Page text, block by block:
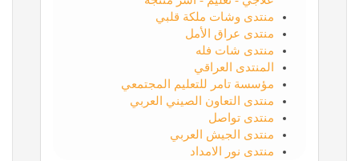
منتدى وشات ملكة قلبي
منتدى عراق الأمل
منتدى شات فله
المنتدى العراقي
مؤسسة تامر للتعليم المجتمعي
منتدى التعاون الصيني العربي
منتدى تواصل
منتدى الجيش العربي
منتدى نور الامداد